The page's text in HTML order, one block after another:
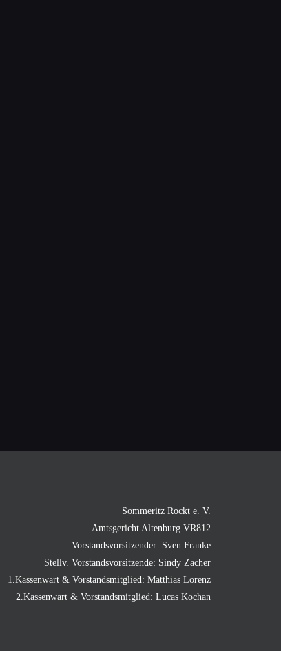
Sommeritz Rockt e. V.
Amtsgericht Altenburg VR812
Vorstandsvorsitzender: Sven Franke
Stellv. Vorstandsvorsitzende: Sindy Zacher
1.Kassenwart & Vorstandsmitglied: Matthias Lorenz
2.Kassenwart & Vorstandsmitglied: Lucas Kochan